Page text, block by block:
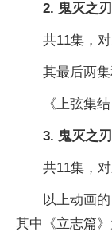
2. 鬼灭之
共11集，
其最后两
《上弦集
3. 鬼灭之
共11集，
以上动画
其中《立志篇